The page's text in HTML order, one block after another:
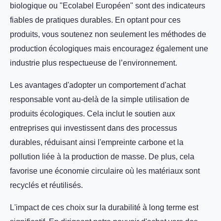
biologique ou "Ecolabel Européen" sont des indicateurs
fiables de pratiques durables. En optant pour ces
produits, vous soutenez non seulement les méthodes de
production écologiques mais encouragez également une
industrie plus respectueuse de l’environnement.
Les avantages d'adopter un comportement d'achat
responsable vont au-delà de la simple utilisation de
produits écologiques. Cela inclut le soutien aux
entreprises qui investissent dans des processus
durables, réduisant ainsi l'empreinte carbone et la
pollution liée à la production de masse. De plus, cela
favorise une économie circulaire où les matériaux sont
recyclés et réutilisés.
L'impact de ces choix sur la durabilité à long terme est